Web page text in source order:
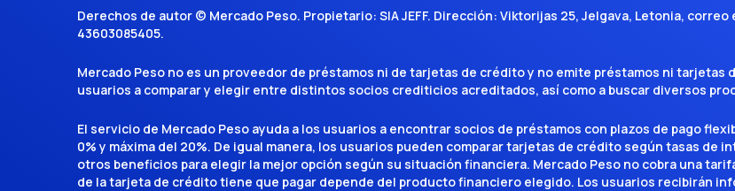
Derechos de autor © Mercado Peso. Propietario: SIA JEFF. Dirección: Viktorijas 25, Jelgava, Letonia, correo
43603085405.
Mercado Peso no es un proveedor de préstamos ni de tarjetas de crédito y no emite préstamos ni tarjetas
usuarios a comparar y elegir entre distintos socios crediticios acreditados, así como a buscar diversos
El servicio de Mercado Peso ayuda a los usuarios a encontrar socios de préstamos con plazos de pago
0% y máxima del 20%. De igual manera, los usuarios pueden comparar tarjetas de crédito según tasas de
otros beneficios para elegir la mejor opción según su situación financiera. Mercado Peso no cobra una
de la tarjeta de crédito tiene que pagar depende del producto financiero elegido. Los usuarios recibirán